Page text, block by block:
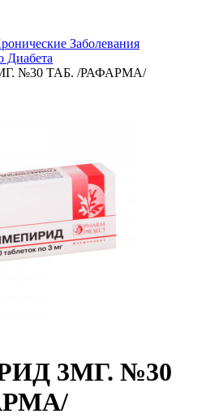
Заболевания
Диабета
№30 ТАБ. /РАФАРМА/
3МГ. №30